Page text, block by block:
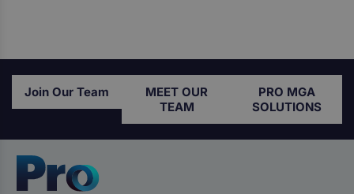
Join Our Team
MEET OUR
TEAM
PRO MGA
SOLUTIONS